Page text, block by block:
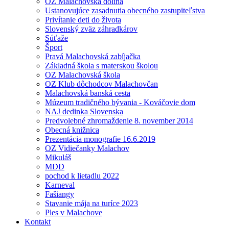
Ustanovujúce zasadnutia obecného zastupiteľstva
Privítanie deti do života
Slovenský zväz záhradkárov
Súťaže
Šport
Pravá Malachovská zabíjačka
Základná škola s materskou školou
OZ Malachovská škola
OZ Klub dôchodcov Malachovčan
Malachovská banská cesta
Múzeum tradičného bývania - Kováčovie dom
NAJ dedinka Slovenska
Predvolebné zhromaždenie 8. november 2014
Obecná knižnica
Prezentácia monografie 16.6.2019
OZ Vidiečanky Malachov
Mikuláš
MDD
pochod k lietadlu 2022
Karneval
Fašiangy
Stavanie mája na turíce 2023
Ples v Malachove
Kontakt